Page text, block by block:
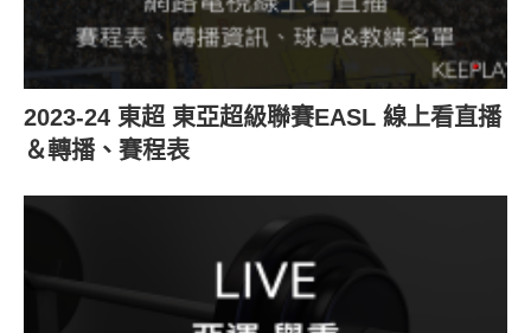
2023-24 東超 東亞超級聯賽EASL 線上看直播
＆轉播、賽程表